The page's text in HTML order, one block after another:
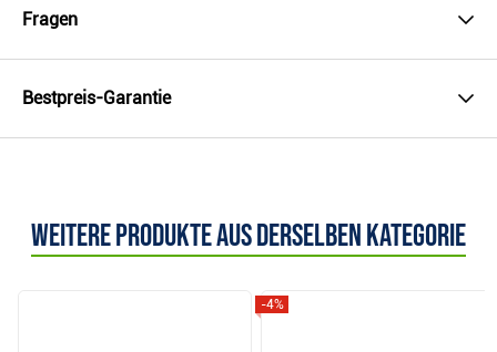
Fragen
Bestpreis-Garantie
Weitere Produkte aus derselben Kategorie
-4%